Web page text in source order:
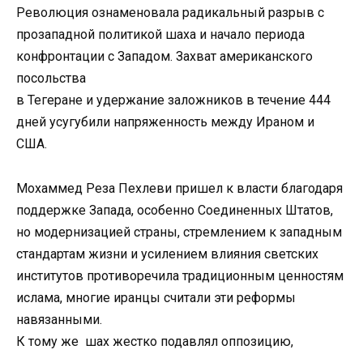
Революция ознаменовала радикальный разрыв с
прозападной политикой шаха и начало периода
конфронтации с Западом. Захват американского
посольства
в Тегеране и удержание заложников в течение 444
дней усугубили напряженность между Ираном и
США.
Мохаммед Реза Пехлеви пришел к власти благодаря
поддержке Запада, особенно Соединенных Штатов,
но модернизацией страны, стремлением к западным
стандартам жизни и усилением влияния светских
институтов противоречила традиционным ценностям
ислама, многие иранцы считали эти реформы
навязанными.
К тому же шах жестко подавлял оппозицию,